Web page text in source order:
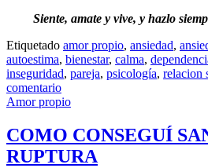
Siente, amate y vive, y hazlo
Etiquetado amor propio, ansiedad,
autoestima, bienestar, calma,
inseguridad, pareja, psicología, relacion
comentario
Amor propio
COMO CONSEGUÍ
RUPTURA